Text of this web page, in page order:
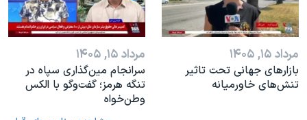
مرداد ۱۵, ۱۴۰۵
بازارهای جهانی تحت تاثیر
تنش‌های خاورمیانه
مرداد ۱۵, ۱۴۰۵
سرانجام مین‌گذاری‌ سپاه در
تنگه هرمز؛ گفت‌وگو با الکس
وطن‌خواه